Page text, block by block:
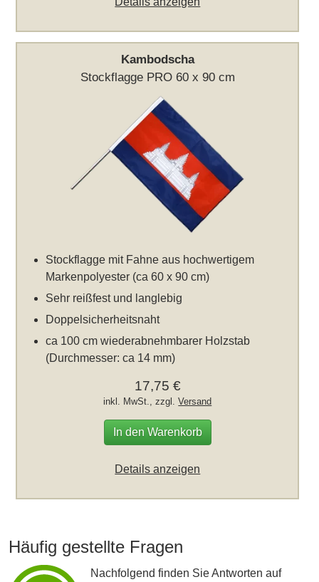
Kambodscha
Stockflagge PRO 60 x 90 cm
Stockflagge mit Fahne aus hochwertigem
Markenpolyester (ca 60 x 90 cm)
Sehr reißfest und langlebig
Doppelsicherheitsnaht
ca 100 cm wiederabnehmbarer Holzstab
(Durchmesser: ca 14 mm)
17,75 €
inkl. MwSt., zzgl.Versand
In den Warenkorb
Details anzeigen
Häufig gestellte Fragen
Nachfolgend finden Sie Antworten auf